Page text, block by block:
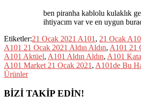
ben piranha kablolu kulaklık
ihtiyacım var ve en uygun
Etiketler:21 Ocak 2021 A101 , 21 Ocak
A101 21 Ocak 2021 Aldın Aldın, A101 21
A101 Aktüel, A101 Aldın Aldın, A101
A101 Market 21 Ocak 2021 , A101de Bu
Ürünler
BİZİ TAKİP EDİN!